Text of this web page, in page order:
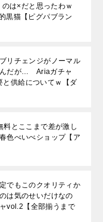
のは×だと思ったわｗ
黒猫【ピグパブラン
リチェンジがノーマル
んだが… Ariaガチャ
供給についてｗ【ダ
料とここまで差が激し
色べいべショップ【ア
でもこのクオリティか
は気のせいだけなの
vol.2【全部揃うまで